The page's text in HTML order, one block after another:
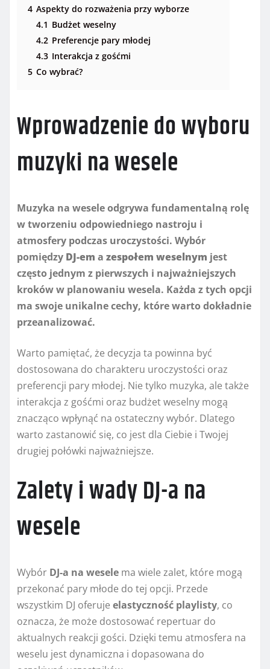
4 Aspekty do rozważenia przy wyborze
4.1 Budżet weselny
4.2 Preferencje pary młodej
4.3 Interakcja z gośćmi
5 Co wybrać?
Wprowadzenie do wyboru
muzyki na wesele
Muzyka na wesele odgrywa fundamentalną rolę
w tworzeniu odpowiedniego nastroju i
atmosfery podczas uroczystości. Wybór
pomiędzy DJ-em a zespołem weselnym jest
często jednym z pierwszych i najważniejszych
kroków w planowaniu wesela. Każda z tych opcji
ma swoje unikalne cechy, które warto dokładnie
przeanalizować.
Warto pamiętać, że decyzja ta powinna być
dostosowana do charakteru uroczystości oraz
preferencji pary młodej. Nie tylko muzyka, ale także
interakcja z gośćmi oraz budżet weselny mogą
znacząco wpłynąć na ostateczny wybór. Dlatego
warto zastanowić się, co jest dla Ciebie i Twojej
drugiej połówki najważniejsze.
Zalety i wady DJ-a na
wesele
Wybór DJ-a na wesele ma wiele zalet, które mogą
przekonać pary młode do tej opcji. Przede
wszystkim DJ oferuje elastyczność playlisty, co
oznacza, że może dostosować repertuar do
aktualnych reakcji gości. Dzięki temu atmosfera na
weselu jest dynamiczna i dopasowana do